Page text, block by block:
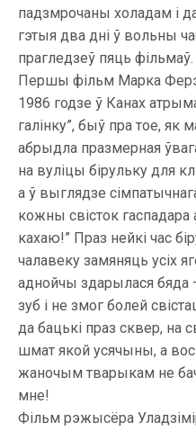
падзмрочаны холадам і
гэтыя два дні ў вольны
прагледзеў пяць фільмаў.
Першы фільм Марка
1986 годзе ў Канах
галінку”, быў пра тое,
абрыдла празмерная
на вуліцы бірульку для
а ў выглядзе
кожны свісток гаспадара
кахаю!” Праз нейкі час
чалавеку замяняць усіх
аднойчы здарылася
зуб і не змог болей
да бацькі праз сквер, на
шмат якой усячыны, а
жаночым тварыкам не
мне!
Фільм рэжысёра